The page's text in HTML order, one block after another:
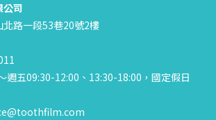
公司
北路一段53巷20號2樓
週五09:30-12:00、13:30-18:00，國定假日